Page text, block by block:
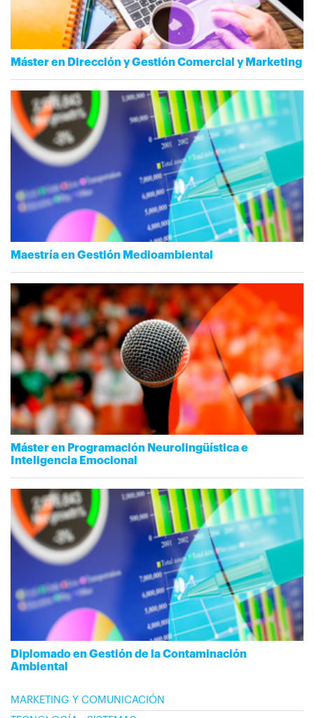
Máster en Dirección y Gestión Comercial y Marketing
Maestría en Gestión Medioambiental
Máster en Programación Neurolingüística e
Inteligencia Emocional
Diplomado en Gestión de la Contaminación
Ambiental
MARKETING Y COMUNICACIÓN